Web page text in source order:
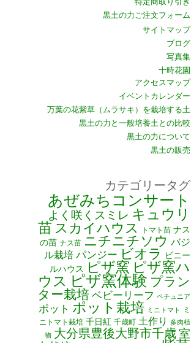
黒土の力ご注文フォーム
サイトマップ
ブログ
写真集
十時花園
アクセスマップ
イベントカレンダー
万葉の花紫草（ムラサキ）を栽培する土
黒土の力と一般培養土との比較
黒土の力について
黒土の販売
カテゴリータグ
あぜみちコンサート
よく咲くスミレ キュウリ
苗 スカイハウス トマト苗 ナス
の苗 ナス苗 ニチニチソウ バジ
ル栽培 パンジー ビオラ
ビニー
ルハウス
ピザ窯 ピザ窯ハ
ウス ピザ窯体験 プラン
ター栽培 ベビーリーフ ペチュニア
ポット ポット栽培 ミニトマト
ミ
ニトマト栽培 千日紅 千歳町 土作り
多肉植
物 大分県豊後大野市千歳室